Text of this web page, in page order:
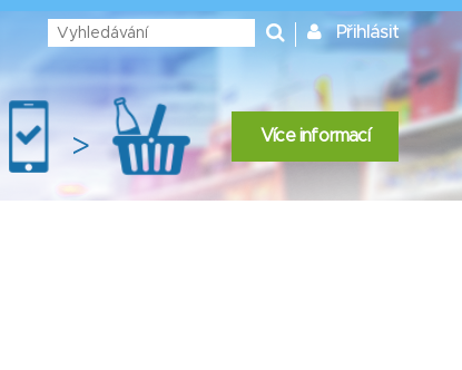
Přihlásit
> Více informací